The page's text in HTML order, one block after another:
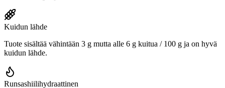
Kuidun lähde
Tuote sisältää vähintään 3 g mutta alle 6 g kuitua / 100 g ja on hyvä
kuidun lähde.
Runsashiilihydraattinen